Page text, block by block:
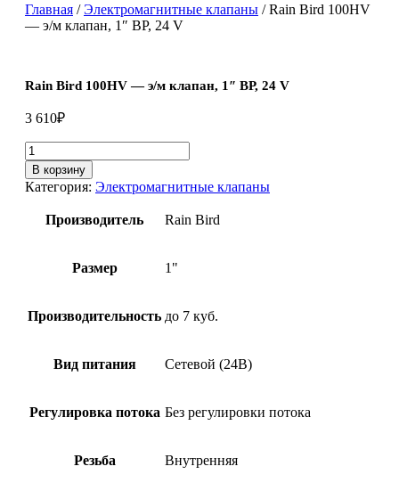
Главная /Электромагнитные клапаны / Rain Bird 100HV
— э/м клапан, 1″ ВР, 24 V
Rain Bird 100HV — э/м клапан, 1″ ВР, 24 V
3 610₽
Количество
товара
Rain
Bird
100HV
ВР,
24
В корзину
Категория: Электромагнитные клапаны
Производитель Rain Bird
Размер 1"
Производительность до 7 куб.
Вид питания Сетевой (24В)
Регулировка потока Без регулировки потока
Резьба Внутренняя